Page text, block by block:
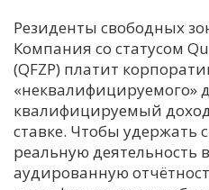
Резиденты свободных
Компания со статусом
(QFZP) платит
«неквалифицируемого»
квалифицируемый
ставке. Чтобы удержать
реальную деятельность
аудированную